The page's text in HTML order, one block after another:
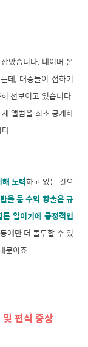
았습니다. 네이버 온
데, 대중들이 접하기
선보이고 있습니다.
앨범을 최초 공개하
.
노력하고 있는 것으
을 둔 수익 창출은 규
일이기에 긍정적인
에만 더 몰두할 수 있
문이죠.
편식 증상